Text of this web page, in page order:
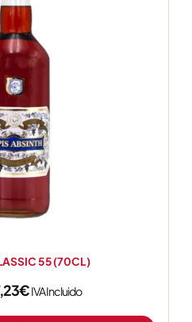
55 (70CL)
€IVA Incluido